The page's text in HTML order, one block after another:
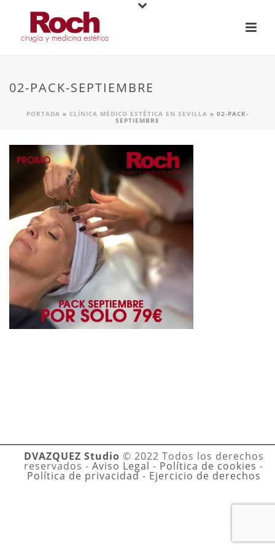
02-PACK-SEPTIEMBRE
PORTADA » CLÍNICA MÉDICO ESTÉTICA EN SEVILLA » 02-PACK-
SEPTIEMBRE
DVAZQUEZ Studio © 2022 Todos los derechos
reservados - Aviso Legal - Política de cookies -
Política de privacidad- Ejercicio de derechos